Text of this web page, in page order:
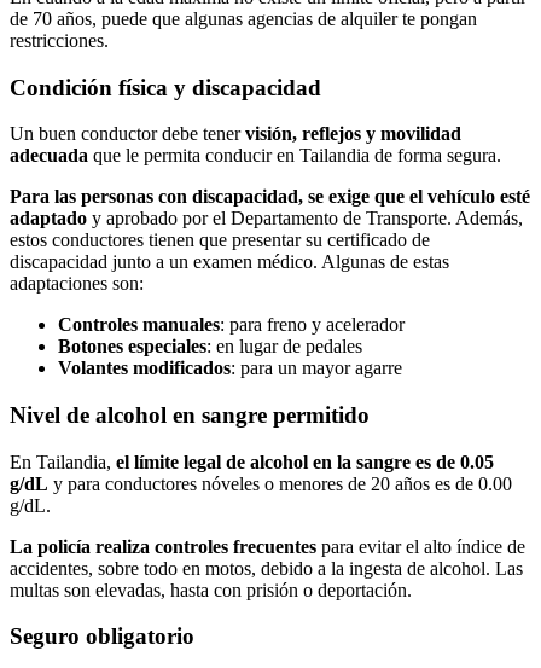
de 70 años, puede que algunas agencias de alquiler te pongan
restricciones.
Condición física y discapacidad
Un buen conductor debe tenervisión, reflejos y movilidad
adecuada que le permita conducir en Tailandia de forma segura.
Para las personas con discapacidad, se exige que el vehículo esté
adaptado y aprobado por el Departamento de Transporte. Además,
estos conductores tienen que presentar su certificado de
discapacidad junto a un examen médico. Algunas de estas
adaptaciones son:
Controles manuales: para freno y acelerador
Botones especiales: en lugar de pedales
Volantes modificados: para un mayor agarre
Nivel de alcohol en sangre permitido
En Tailandia, el límite legal de alcohol en la sangre es de 0.05
g/dL y para conductores nóveles o menores de 20 años es de 0.00
g/dL.
La policía realiza controles frecuentes para evitar el alto índice de
accidentes, sobre todo en motos, debido a la ingesta de alcohol. Las
multas son elevadas, hasta con prisión o deportación.
Seguro obligatorio